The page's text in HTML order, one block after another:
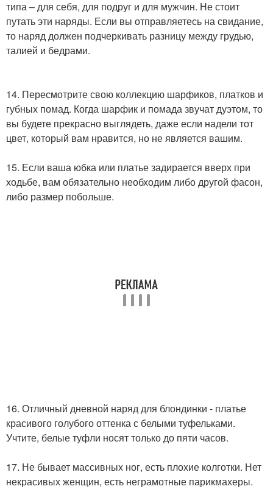
типа – для себя, для подруг и для мужчин. Не стоит
путать эти наряды. Если вы отправляетесь на свидание,
то наряд должен подчеркивать разницу между грудью,
талией и бедрами.
14. Пересмотрите свою коллекцию шарфиков, платков и
губных помад. Когда шарфик и помада звучат дуэтом, то
вы будете прекрасно выглядеть, даже если надели тот
цвет, который вам нравится, но не является вашим.
15. Если ваша юбка или платье задирается вверх при
ходьбе, вам обязательно необходим либо другой фасон,
либо размер побольше.
16. Отличный дневной наряд для блондинки - платье
красивого голубого оттенка с белыми туфельками.
Учтите, белые туфли носят только до пяти часов.
17. Не бывает массивных ног, есть плохие колготки. Нет
некрасивых женщин, есть неграмотные парикмахеры.